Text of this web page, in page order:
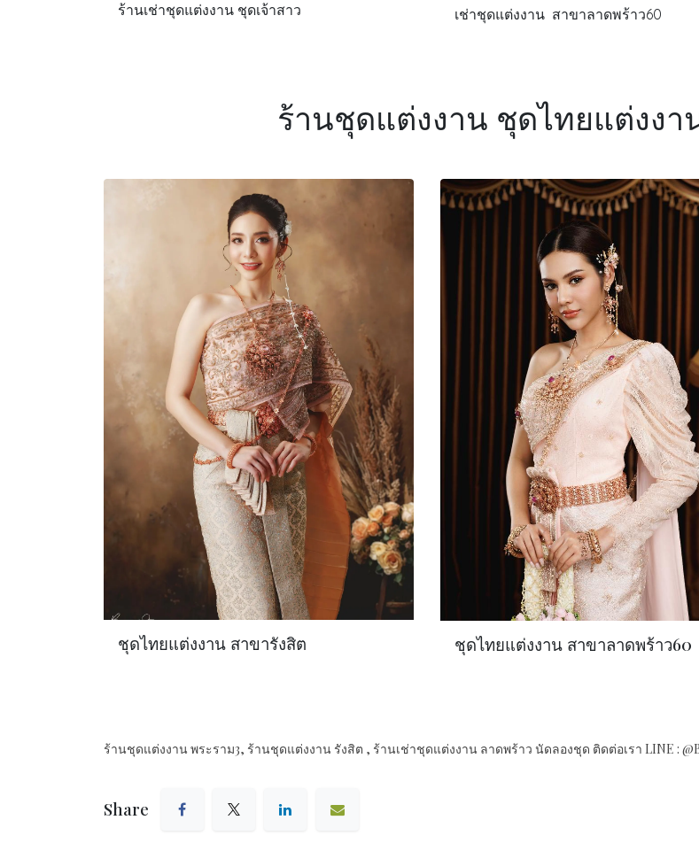
ร้านเช่าชุดแต่งงาน ชุดเจ้าสาว เช่าชุดแต่งงาน สาขาลาดพร้าว60
ร้านชุดแต่งงาน ชุดไทยแต่งงา
ชุดไทยแต่งงาน สาขารังสิต ชุดไทยแต่งงาน สาขาลาดพร้าว60
ร้านชุดแต่งงาน พระราม3, ร้านชุดแต่งงาน รังสิต , ร้านเช่าชุดแต่งงาน ลาดพร้าว นัดลองชุด ติดต่อเรา LINE :
Share